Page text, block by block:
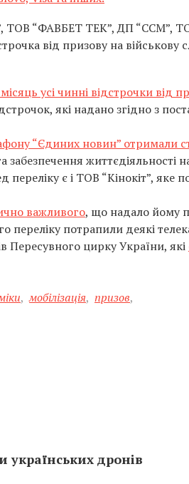
ТОВ “ФАВБЕТ ТЕК”, ДП “ССМ”,
від призову на військову
усі чинні відстрочки від
які надано згідно з
“Єдиних новин” отримали
забезпечення життєдіяльності
є і ТОВ “Кінокіт”, яке
важливого, що надало йому
переліку потрапили деякі
Пересувного цирку України, які
, мобілізація, призов,
українських дронів